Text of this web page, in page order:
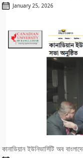
January 25, 2026
কানাডিয়ান ইউনিভার্সিটি অব